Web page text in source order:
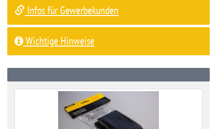
Infos für Gewerbekunden
Wichtige Hinweise